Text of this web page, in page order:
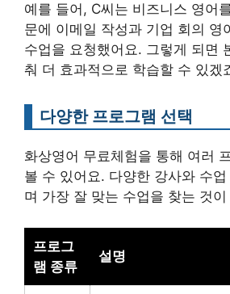
예를 들어, C씨는 비즈니스 영어
문에 이메일 작성과 기업 회의 영
수업을 요청했어요. 그렇게 되면
춰 더 효과적으로 학습할 수 있겠
다양한 프로그램 선택
화상영어 무료체험을 통해 여러
볼 수 있어요. 다양한 강사와 수
며 가장 잘 맞는 수업을 찾는 것
프로그
램 종류
설명